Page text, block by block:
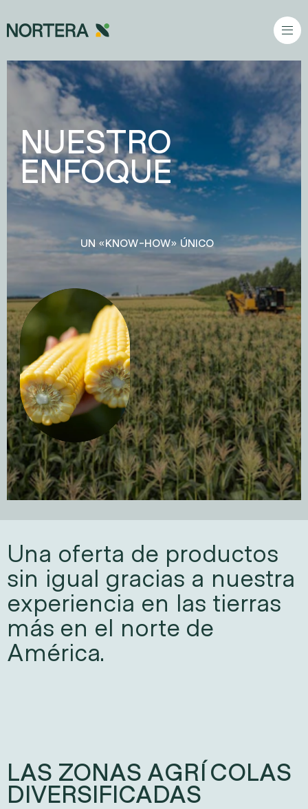
Ir al contenido principal
NUESTRO
ENFOQUE
UN «KNOW-HOW» ÚNICO
Una oferta de productos
sin igual gracias a nuestra
experiencia en las tierras
más en el norte de
América.
LAS ZONAS AGRÍCOLAS
DIVERSIFICADAS